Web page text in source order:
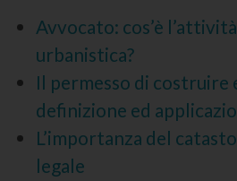
Avvocato: cos’è
urbanistica?
Il permesso di costruire
definizione ed
L’importanza del
legale